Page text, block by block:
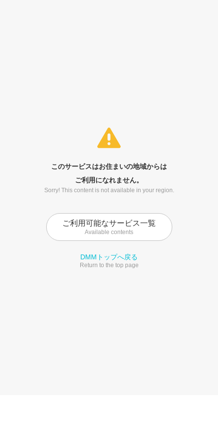
このサービスはお住まいの地域からは
ご利用になれません。
Sorry! This content is not available in your region.
ご利用可能なサービス一覧
Available contents
DMMトップへ戻る
Return to the top page